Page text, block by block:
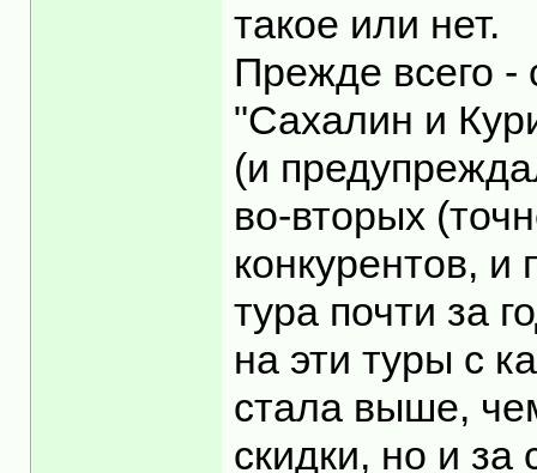
такое или нет.
Прежде всего -
"Сахалин и
(и
во-вторых
конкурентов,
тура почти за
на эти туры с
стала выше,
скидки, но и за